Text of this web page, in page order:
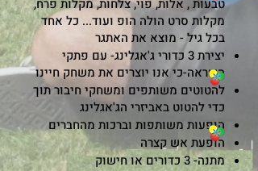
טבעות , אלות, פוי, צלחות, מקלות פרח,
מקלות סרט הולה הופ ועוד... כל אחד
בכל גיל - מוצא את האתגר
יצירת 3 כדורי ג'אגלינג- עם פתקי
השראה-כי אנו יוצרים את משחק חיינו
להטוטים משותפים ומשחקי חיבור תוך
כדי להטוט באביזרי הג'אגלינג
הופעות משותפות וברכות מהחברים
הופעת אש קצרה
מתנה- 3 כדורים או חישוק